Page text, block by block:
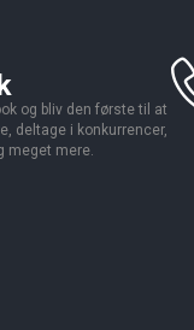
og bliv den første til at
deltage i konkurrencer,
meget mere.